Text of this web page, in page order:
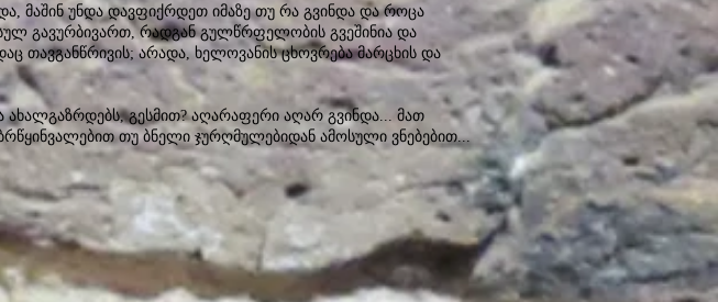
მაშინ უნდა დავფიქრდეთ იმაზე თუ რა გვინდა და როცა
გავურბივართ, რადგან გულწრფელობის გვეშინია და
თავგანწრივის; არადა, ხელოვანის ცხოვრება მარცხის და
ახალგაზრდებს, გესმით? აღარაფერი აღარ გვინდა... მათ
თუ ბნელი ჯურღმულებიდან ამოსული ვნებებით...